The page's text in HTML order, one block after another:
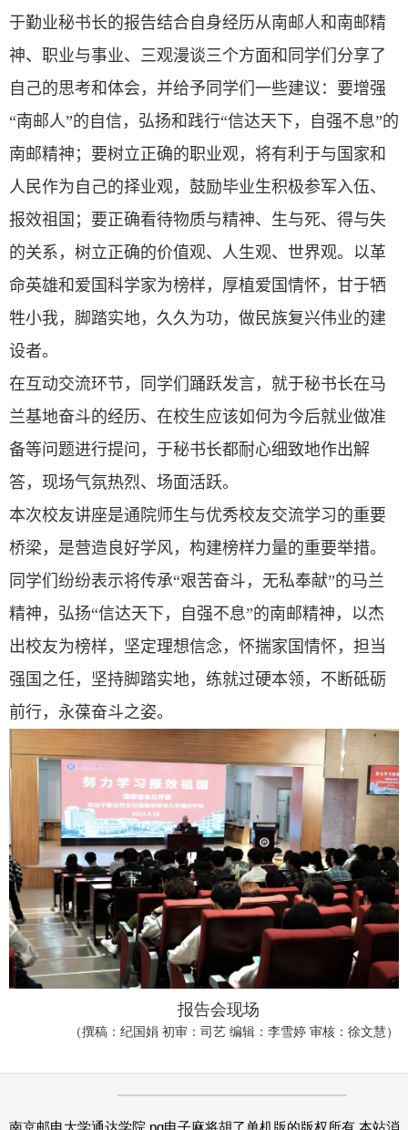
于勤业秘书长的报告结合自身经历从南邮人和南邮精
神、职业与事业、三观漫谈三个方面和同学们分享了
自己的思考和体会，并给予同学们一些建议：要增强
“南邮人”的自信，弘扬和践行“信达天下，自强不息”的
南邮精神；要树立正确的职业观，将有利于与国家和
人民作为自己的择业观，鼓励毕业生积极参军入伍、
报效祖国；要正确看待物质与精神、生与死、得与失
的关系，树立正确的价值观、人生观、世界观。以革
命英雄和爱国科学家为榜样，厚植爱国情怀，甘于牺
牲小我，脚踏实地，久久为功，做民族复兴伟业的建
设者。
在互动交流环节，同学们踊跃发言，就于秘书长在马
兰基地奋斗的经历、在校生应该如何为今后就业做准
备等问题进行提问，于秘书长都耐心细致地作出解
答，现场气氛热烈、场面活跃。
本次校友讲座是通院师生与优秀校友交流学习的重要
桥梁，是营造良好学风，构建榜样力量的重要举措。
同学们纷纷表示将传承“艰苦奋斗，无私奉献”的马兰
精神，弘扬“信达天下，自强不息”的南邮精神，以杰
出校友为榜样，坚定理想信念，怀揣家国情怀，担当
强国之任， 坚持脚踏实地，练就过硬本领， 不断砥砺
前行，永葆奋斗之姿。
报告会现场
（撰稿：纪国娟 初审：司艺 编辑：李雪婷 审核：徐文慧）